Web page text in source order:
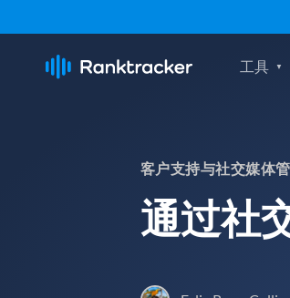
工具
客户支持与社交媒体
通过社